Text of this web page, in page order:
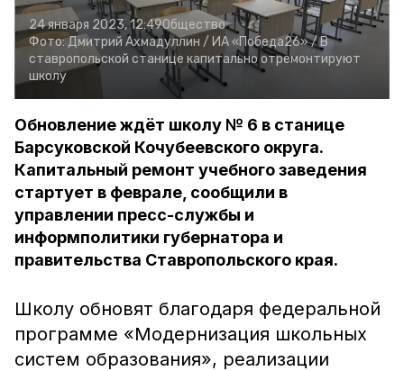
24 января 2023, 12:49Общество
Фото:Дмитрий Ахмадуллин / ИА «Победа26» /В
ставропольской станице капитально отремонтируют
школу
Обновление ждёт школу № 6 в станице
Барсуковской Кочубеевского округа.
Капитальный ремонт учебного заведения
стартует в феврале, сообщили в
управлении пресс-службы и
информполитики губернатора и
правительства Ставропольского края.
Школу обновят благодаря федеральной
программе «Модернизация школьных
систем образования», реализации